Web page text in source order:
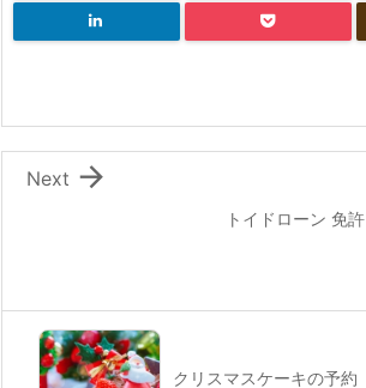
トイドローン 免許

Next
クリスマスケーキの予約